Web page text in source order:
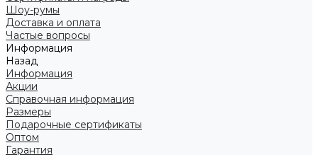
Шоу-румы
Доставка и оплата
Частые вопросы
Информация
Назад
Информация
Акции
Справочная информация
Размеры
Подарочные сертификаты
Оптом
Гарантия